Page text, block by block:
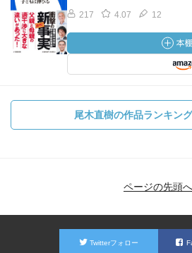
217 4.07 12
尾木直樹の作品ランキン
ページの先頭へ
Twitterフォロー